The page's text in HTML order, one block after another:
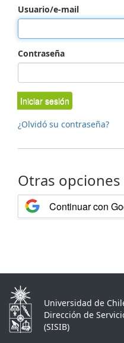
Usuario/e-mail
Contraseña
Iniciar sesión
¿Olvidó su contraseña?
Otras opciones
Continuar con
Universidad de
Dirección de
(SISIB)